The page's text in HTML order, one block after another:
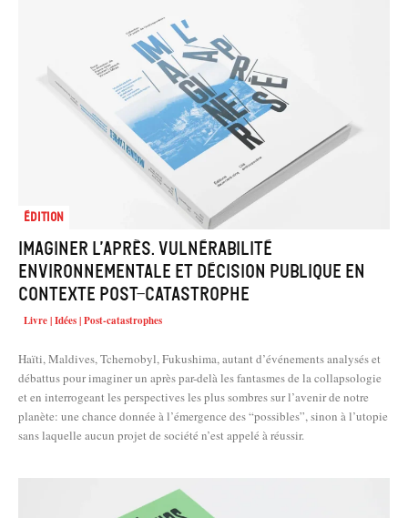
Édition
Imaginer l’après. Vulnérabilité
environnementale et décision publique en
contexte post-catastrophe
Livre | Idées | Post-catastrophes
Haïti, Maldives, Tchernobyl, Fukushima, autant d’événements analysés et
débattus pour imaginer un après par-delà les fantasmes de la collapsologie
et en interrogeant les perspectives les plus sombres sur l’avenir de notre
planète: une chance donnée à l’émergence des “possibles”, sinon à l’utopie
sans laquelle aucun projet de société n’est appelé à réussir.